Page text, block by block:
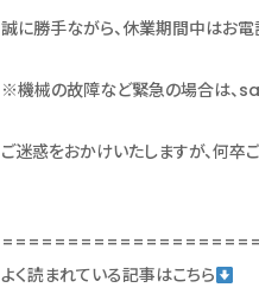
誠に勝手ながら、休業期間中はお電
※機械の故障など緊急の場合は、
ご迷惑をおかけいたしますが、何卒
よく読まれている記事はこちら